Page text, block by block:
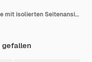
Realistische Fußknochen-Anatomie mit isolierten Seitenansichten des menschlichen Schrittskeletts auf leerer Hintergrundvektorillustration
gefallen